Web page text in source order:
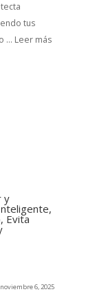
tus
... Leer más
y
Evita
6, 2025